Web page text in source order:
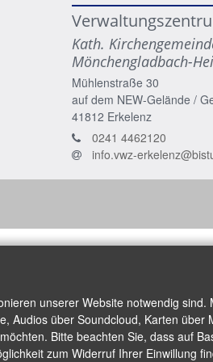
Kath.
Mönchengladbach-
Mühlenstraße 30
auf dem NEW-Gelände /
41812 Erkelenz
0241 4462120
info.vwz-
unserer Website notwendig sind.
Audios über Soundcloud, Karten über
Bitte beachten Sie, dass auf
zum Widerruf Ihrer Einwillung